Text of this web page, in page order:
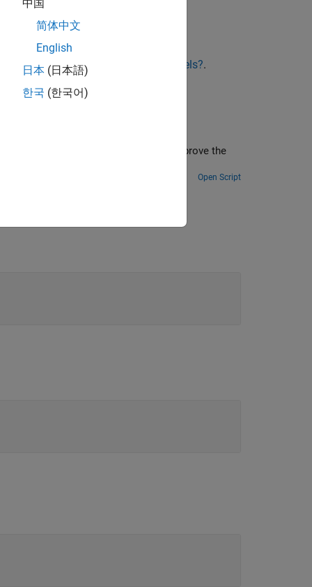
What Are Hammerstein-Wiener Models?.
measured output of a system. You improve the
Open Script
中国
简体中文
English
日本 (日本語)
한국 (한국어)